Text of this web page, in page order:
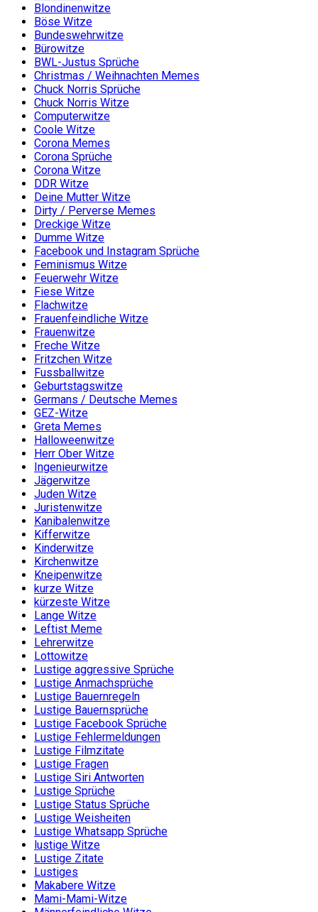
Blondinenwitze
Böse Witze
Bundeswehrwitze
Bürowitze
BWL-Justus Sprüche
Christmas / Weihnachten Memes
Chuck Norris Sprüche
Chuck Norris Witze
Computerwitze
Coole Witze
Corona Memes
Corona Sprüche
Corona Witze
DDR Witze
Deine Mutter Witze
Dirty / Perverse Memes
Dreckige Witze
Dumme Witze
Facebook und Instagram Sprüche
Feminismus Witze
Feuerwehr Witze
Fiese Witze
Flachwitze
Frauenfeindliche Witze
Frauenwitze
Freche Witze
Fritzchen Witze
Fussballwitze
Geburtstagswitze
Germans / Deutsche Memes
GEZ-Witze
Greta Memes
Halloweenwitze
Herr Ober Witze
Ingenieurwitze
Jägerwitze
Juden Witze
Juristenwitze
Kanibalenwitze
Kifferwitze
Kinderwitze
Kirchenwitze
Kneipenwitze
kurze Witze
kürzeste Witze
Lange Witze
Leftist Meme
Lehrerwitze
Lottowitze
Lustige aggressive Sprüche
Lustige Anmachsprüche
Lustige Bauernregeln
Lustige Bauernsprüche
Lustige Facebook Sprüche
Lustige Fehlermeldungen
Lustige Filmzitate
Lustige Fragen
Lustige Siri Antworten
Lustige Sprüche
Lustige Status Sprüche
Lustige Weisheiten
Lustige Whatsapp Sprüche
lustige Witze
Lustige Zitate
Lustiges
Makabere Witze
Mami-Mami-Witze